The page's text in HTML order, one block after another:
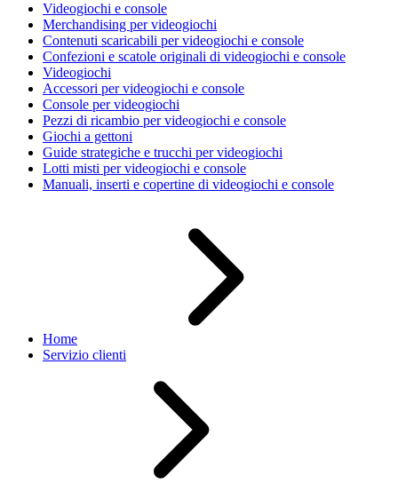
Videogiochi e console
Merchandising per videogiochi
Contenuti scaricabili per videogiochi e console
Confezioni e scatole originali di videogiochi e console
Videogiochi
Accessori per videogiochi e console
Console per videogiochi
Pezzi di ricambio per videogiochi e console
Giochi a gettoni
Guide strategiche e trucchi per videogiochi
Lotti misti per videogiochi e console
Manuali, inserti e copertine di videogiochi e console
Home
Servizio clienti